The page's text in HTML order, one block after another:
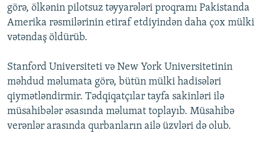
MULTIMEDIA
VIDEO
İNFOQRAFIKA
KARIKATURA
RADIO ARXIV
AZƏRBAYCAN ƏDƏBIYYATI KITABXANASI
İSLAM VƏ DEMOKRATIYA
İZ - MƏDƏNIYYƏT PROQRAMI
MISSIYAMIZ
PEŞƏ ETIKASI VƏ JURNALISTIKA STANDARTLARIMIZ
MATERIALLARIMIZDAN ISTIFADƏ
BIZI IZLƏ
görə, ölkənin pilotsuz təyyarələri proqramı Pakistanda
Amerika rəsmilərinin etiraf etdiyindən daha çox mülki
vətəndaş öldürüb.
Stanford Universiteti və New York Universitetinin
məhdud məlumata görə, bütün mülki hadisələri
qiymətləndirmir. Tədqiqatçılar tayfa sakinləri ilə
müsahibələr əsasında məlumat toplayıb. Müsahibə
verənlər arasında qurbanların ailə üzvləri də olub.